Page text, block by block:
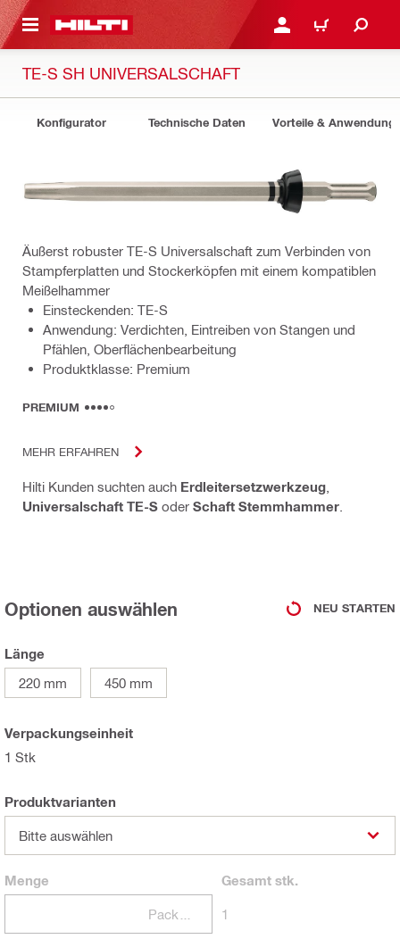
ANMELDEN ODER
WARENKORB
TE-S SH UNIVERSALSCHAFT
Konfigurator Technische Daten Vorteile &
Äußerst robuster TE-S Universalschaft zum Verbinden von
Stampferplatten und Stockerköpfen mit einem kompatiblen
Meißelhammer
Einsteckenden: TE-S
Anwendung: Verdichten, Eintreiben von Stangen und
Pfählen, Oberflächenbearbeitung
Produktklasse: Premium
PREMIUM
MEHR ERFAHREN
Hilti Kunden suchten auch Erdleitersetzwerkzeug
Universalschaft TE-S oder Schaft Stemmhammer
Optionen auswählen NEU STARTEN
Länge
220 mm
450 mm
Verpackungseinheit
1 Stk
Produktvarianten
Bitte auswählen
Menge Gesamtstk.
1